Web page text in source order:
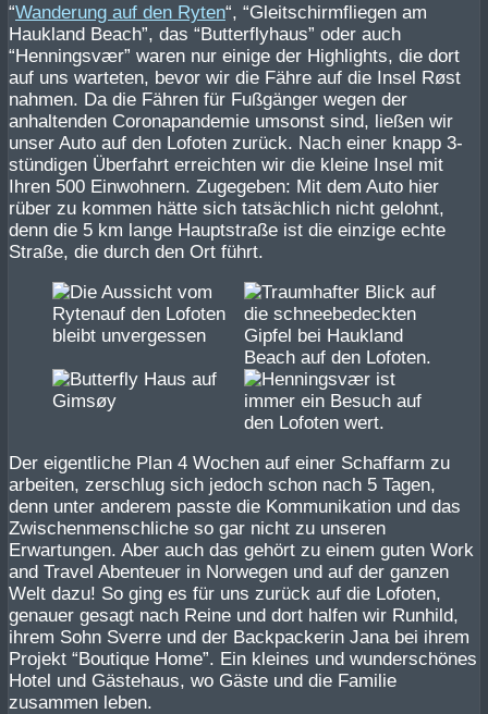
“Wanderung auf den Ryten“, “Gleitschirmfliegen am
Haukland Beach”, das “Butterflyhaus” oder auch
“Henningsvær” waren nur einige der Highlights, die dort
auf uns warteten, bevor wir die Fähre auf die Insel Røst
nahmen. Da die Fähren für Fußgänger wegen der
anhaltenden Coronapandemie umsonst sind, ließen wir
unser Auto auf den Lofoten zurück. Nach einer knapp 3-
stündigen Überfahrt erreichten wir die kleine Insel mit
Ihren 500 Einwohnern. Zugegeben: Mit dem Auto hier
rüber zu kommen hätte sich tatsächlich nicht gelohnt,
denn die 5 km lange Hauptstraße ist die einzige echte
Straße, die durch den Ort führt.
Der eigentliche Plan 4 Wochen auf einer Schaffarm zu
arbeiten, zerschlug sich jedoch schon nach 5 Tagen,
denn unter anderem passte die Kommunikation und das
Zwischenmenschliche so gar nicht zu unseren
Erwartungen. Aber auch das gehört zu einem guten Work
and Travel Abenteuer in Norwegen und auf der ganzen
Welt dazu! So ging es für uns zurück auf die Lofoten,
genauer gesagt nach Reine und dort halfen wir Runhild,
ihrem Sohn Sverre und der Backpackerin Jana bei ihrem
Projekt “Boutique Home”. Ein kleines und wunderschönes
Hotel und Gästehaus, wo Gäste und die Familie
zusammen leben.